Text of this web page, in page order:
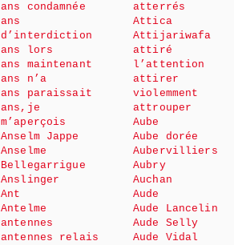
ans condamnée
ans
d’interdiction
ans lors
ans maintenant
ans n’a
ans paraissait
ans,je
m’aperçois
Anselm Jappe
Anselme
Bellegarrigue
Anslinger
Ant
Antelme
antennes
antennes relais
atterrés
Attica
Attijariwafa
attiré
l’attention
attirer
violemment
attrouper
Aube
Aube dorée
Aubervilliers
Aubry
Auchan
Aude
Aude Lancelin
Aude Selly
Aude Vidal